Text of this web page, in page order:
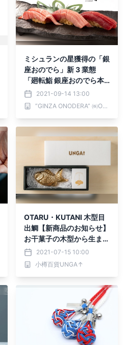
ミシュランの星獲得の「銀
座おのでら」新 3 業態
「廻転鮨 銀座おのでら本
店」「立喰鮨 銀座おので
ら本店」「鮨 銀座おので
ら 弟本店」が 10 月オープ
2021-09-14 13:00
”GINZA ONODERA” ㈱ONODERA フードサービス／ ONODERA GROUP
OTARU・KUTANI 木型目
出鯛【新商品のお知らせ】
お干菓子の木型から生まれ
た、小樽の九谷焼。
2021-07-15 10:00
小樽百貨UNGA↑